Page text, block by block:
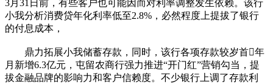
3月31日前，有些客户也可能因而对利率调整发生依赖。该行
小我分析消费贷年化利率低至2.8%，必然程度上提拔了银行
的付息成本，
鼎力拓展小我储蓄存款，同时，该行各项存款较岁首年
月新增6.3亿元，屯留农商行强力推进“开门红”营销勾当，提
拔金融品牌的影响力和客户信赖度。不少银行上调了存款利